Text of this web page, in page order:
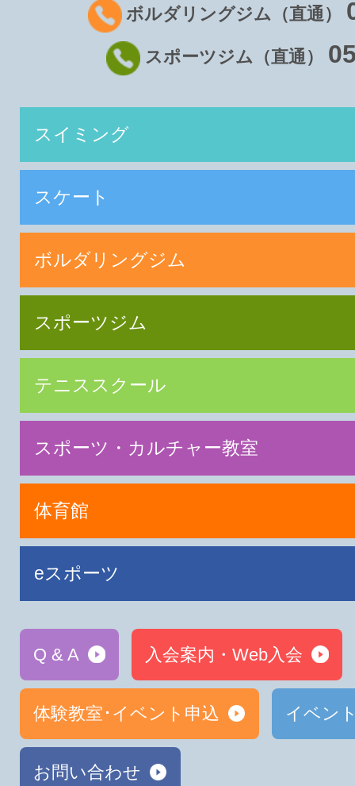
ボルダリングジム（直通）
スポーツジム（直通）
スイミング
スケート
ボルダリングジム
スポーツジム
テニススクール
スポーツ・カルチャー教室
体育館
eスポーツ
Q & A 入会案内・Web入会
体験教室･イベント申込 イベン
お問い合わせ